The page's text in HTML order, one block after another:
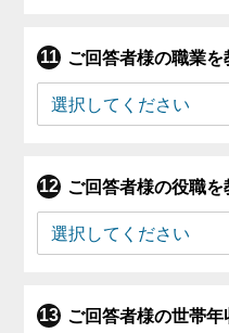
ご回答者様の職業を
ご回答者様の役職を
ご回答者様の世帯